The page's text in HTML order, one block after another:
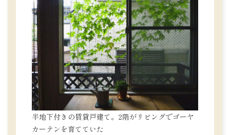
半地下付きの賃貸戸建て。2階がリビングでゴーヤ
カーテンを育てていた